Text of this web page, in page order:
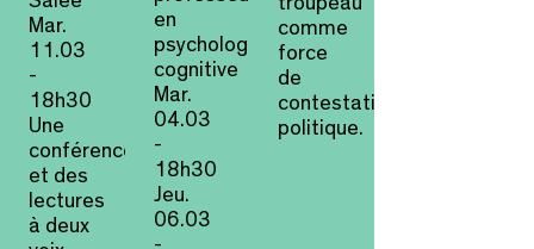
Mar.
11.03
-
18h30
Une
conférence
et des
lectures
à deux
en
psychologie
cognitive
Mar.
04.03
-
18h30
Jeu.
06.03
comme
force
de
contestation
politique.